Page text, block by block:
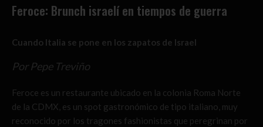
Feroce: Brunch israelí en tiempos de guerra
Cuando Italia se pone en los zapatos de Israel
Por Pepe Treviño
Feroce es un restaurante ubicado en la colonia Roma Norte
de la CDMX, es un spot gastronómico de tipo italiano, muy
reconocido por los tragones fashionistas que peregrinan por